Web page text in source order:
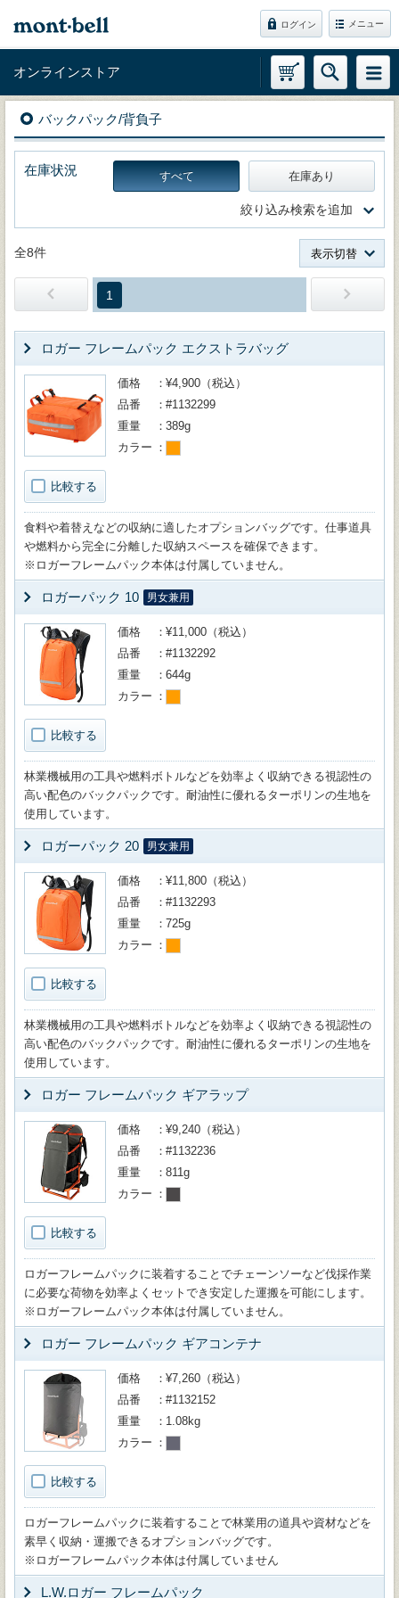
ログイン メニュー
オンラインストア
バックパック/背負子
在庫状況 すべて 在庫あり
絞り込み検索を追加
全8件 表示切替
1
ロガー フレームパック エクストラバッグ
比較する
価格
¥4,900（税込）
品番
#1132299
重量
389g
カラー
食料や着替えなどの収納に適したオプションバッグです。仕事道具
や燃料から完全に分離した収納スペースを確保できます。
※ロガーフレームパック本体は付属していません。
ロガーパック 10 男女兼用
比較する
価格
¥11,000（税込）
品番
#1132292
重量
644g
カラー
林業機械用の工具や燃料ボトルなどを効率よく収納できる視認性の
高い配色のバックパックです。耐油性に優れるターポリンの生地を
使用しています。
ロガーパック 20 男女兼用
比較する
価格
¥11,800（税込）
品番
#1132293
重量
725g
カラー
林業機械用の工具や燃料ボトルなどを効率よく収納できる視認性の
高い配色のバックパックです。耐油性に優れるターポリンの生地を
使用しています。
ロガー フレームパック ギアラップ
比較する
価格
¥9,240（税込）
品番
#1132236
重量
811g
カラー
ロガーフレームパックに装着することでチェーンソーなど伐採作業
に必要な荷物を効率よくセットでき安定した運搬を可能にします。
※ロガーフレームパック本体は付属していません。
ロガー フレームパック ギアコンテナ
比較する
価格
¥7,260（税込）
品番
#1132152
重量
1.08kg
カラー
ロガーフレームパックに装着することで林業用の道具や資材などを
素早く収納・運搬できるオプションバッグです。
※ロガーフレームパック本体は付属していません
L.W.ロガー フレームパック